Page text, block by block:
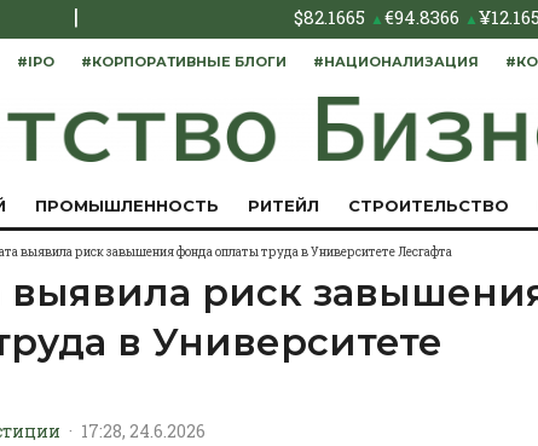
| $82.1665 ▲€94.8366 ▲¥
#IPO #КОРПОРАТИВНЫЕ БЛОГИ #НАЦИОНАЛИЗАЦИЯ
ПРОМЫШЛЕННОСТЬ РИТЕЙЛ СТРОИТЕЛЬСТВО
выявила риск завышения фонда оплаты труда в Университете Лесгафта
выявила риск
в Университете
· 17:28, 24.6.2026